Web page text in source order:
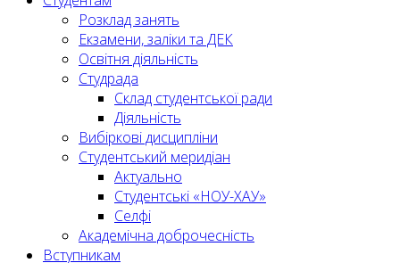
Розклад занять
Екзамени, заліки та ДЕК
Освітня діяльність
Студрада
Склад студентської ради
Діяльність
Вибіркові дисципліни
Студентський меридіан
Актуально
Студентські «НОУ-ХАУ»
Селфі
Академічна доброчесність
Вступникам